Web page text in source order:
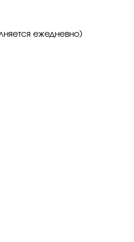
ежедневно)